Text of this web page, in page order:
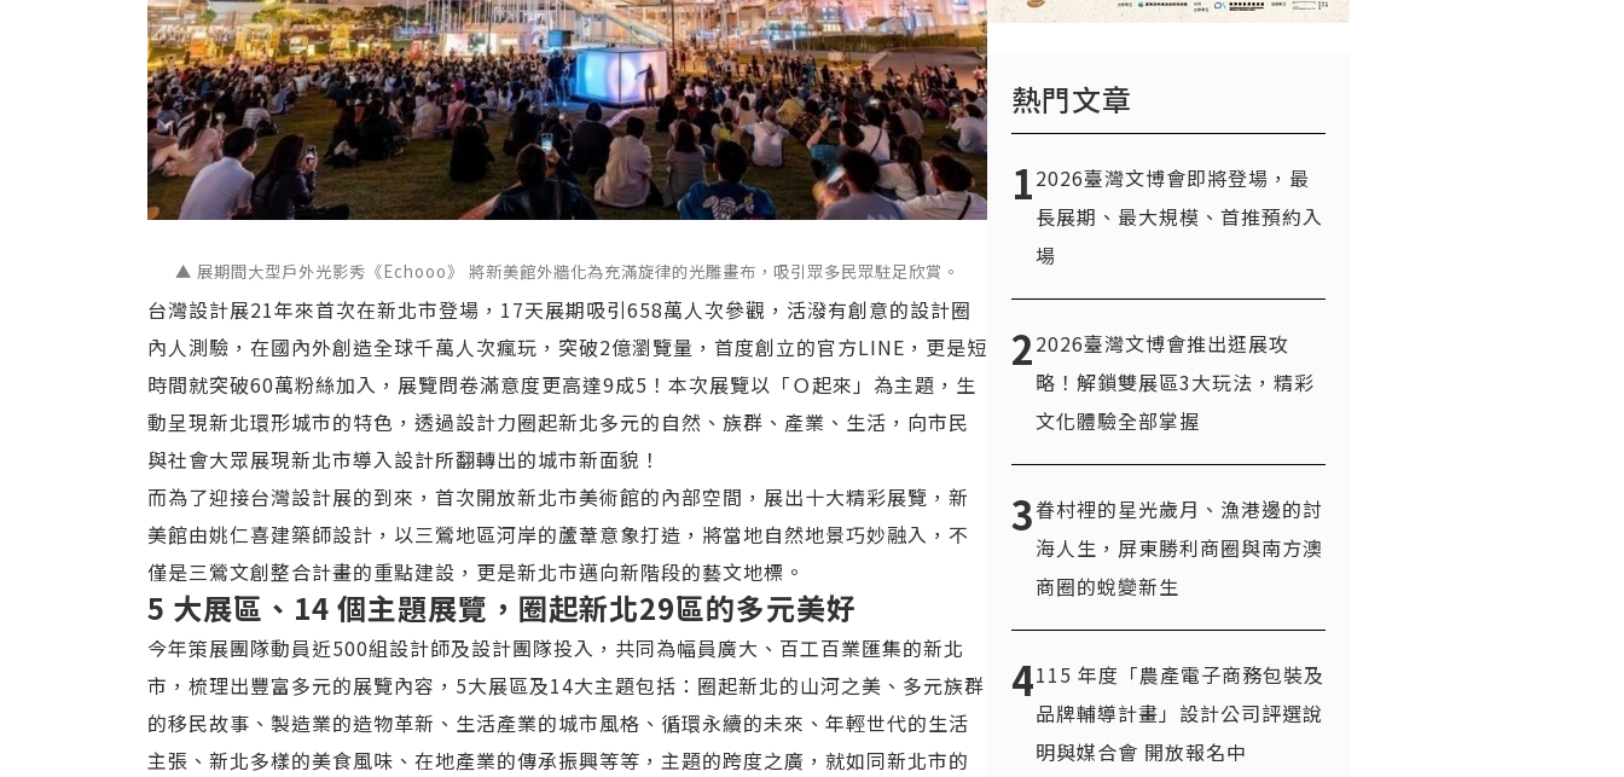
▲ 展期間大型戶外光影秀《Echooo》 將新美館外牆化為充滿旋律的光雕畫布，吸引眾多民眾駐足欣賞。
台灣設計展21年來首次在新北市登場，17天展期吸引658萬人次參觀，活潑有創意的設計圈
內人測驗，在國內外創造全球千萬人次瘋玩，突破2億瀏覽量，首度創立的官方LINE，更是短
時間就突破60萬粉絲加入， 展覽問卷滿意度更高達9成5！ 本次展覽以「Ｏ起來」為主題，生
動呈現新北環形城市的特色，透過設計力圈起新北多元的自然、族群、產業、生活，向市民
與社會大眾展現新北市導入設計所翻轉出的城市新面貌！
而為了迎接台灣設計展的到來，首次開放新北市美術館的內部空間，展出十大精彩展覽，新
美館由姚仁喜建築師設計，以三鶯地區河岸的蘆葦意象打造，將當地自然地景巧妙融入，不
僅是三鶯文創整合計畫的重點建設，更是新北市邁向新階段的藝文地標。
5 大展區、14 個主題展覽，圈起新北29區的多元美好
今年策展團隊動員近500組設計師及設計團隊投入，共同為幅員廣大、百工百業匯集的新北
市，梳理出豐富多元的展覽內容，5大展區及14大主題包括：圈起新北的山河之美、多元族群
的移民故事、製造業的造物革新、生活產業的城市風格、循環永續的未來、年輕世代的生活
主張、新北多樣的美食風味、在地產業的傳承振興等等，主題的跨度之廣，就如同新北市的
熱門文章
12026臺灣文博會即將登場，最
長展期、最大規模、首推預約入
場
22026臺灣文博會推出逛展攻
略！解鎖雙展區3大玩法，精彩
文化體驗全部掌握
3眷村裡的星光歲月、漁港邊的討
海人生，屏東勝利商圈與南方澳
商圈的蛻變新生
4115 年度「農產電子商務包裝及
品牌輔導計畫」設計公司評選說
明與媒合會 開放報名中